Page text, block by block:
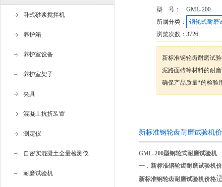
卧式砂浆搅拌机
养护箱
养护室设备
养护室架子
夹具
混凝土抗折装置
测定仪
自密实混凝土全量检测仪
耐磨试验机
型 号：
GML-200
所属分类：
钢轮式耐磨
浏览次数： 3726
新标准钢轮齿耐磨试
泥路面砖等材料的耐
确保产品质量*的检验
新标准钢轮齿耐磨试验机
GML-200型钢轮式耐磨试验机
一﹑ 新标准钢轮齿耐磨试验机
新标准钢轮齿耐磨试验机价格